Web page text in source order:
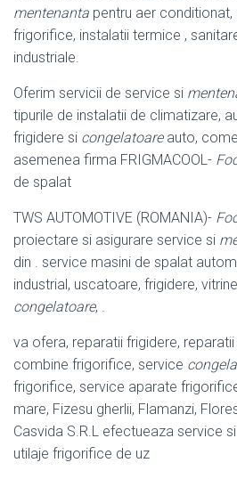
mentenanta pentru aer
frigorifice, instalatii termice ,
industriale.
Oferim servicii de service si
tipurile de instalatii de climatizare,
frigidere si congelatoareauto,
asemenea firma FRIGMACOOL-
de spalat
TWS AUTOMOTIVE (ROMANIA)-
proiectare si asigurare service si
din . service masini de spalat
industrial, uscatoare, frigidere,
congelatoare, .
va ofera, reparatii frigidere, reparatii
combine frigorifice, service
frigorifice, service aparate
mare, Fizesu gherlii, Flamanzi,
Casvida S.R.L efectueaza service si
utilaje frigorifice de uz